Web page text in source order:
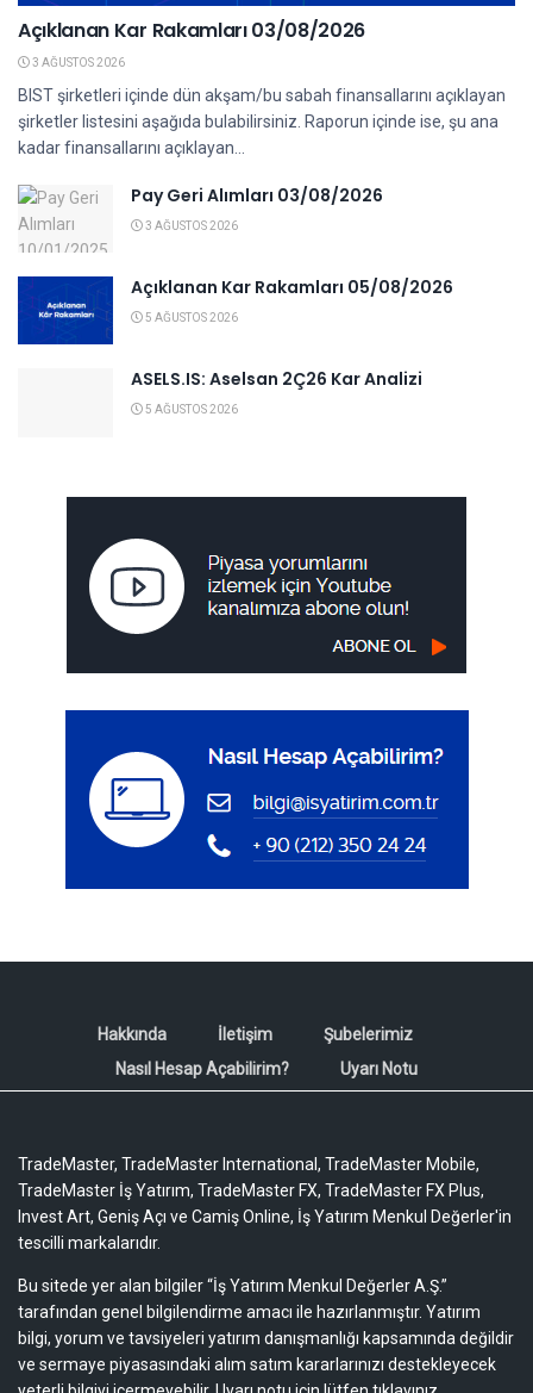
Açıklanan Kar Rakamları 03/08/2026
3 AĞUSTOS 2026
BIST şirketleri içinde dün akşam/bu sabah finansallarını açıklayan
şirketler listesini aşağıda bulabilirsiniz. Raporun içinde ise, şu ana
kadar finansallarını açıklayan...
Pay Geri Alımları 03/08/2026
3 AĞUSTOS 2026
Açıklanan Kar Rakamları 05/08/2026
5 AĞUSTOS 2026
ASELS.IS: Aselsan 2Ç26 Kar Analizi
5 AĞUSTOS 2026
Hakkında İletişim
Şubelerimiz
Nasıl Hesap Açabilirim?
Uyarı Notu
TradeMaster, TradeMaster International, TradeMaster Mobile,
TradeMaster İş Yatırım, TradeMaster FX, TradeMaster FX Plus,
Invest Art, Geniş Açı ve Camiş Online, İş Yatırım Menkul Değerler'in
tescilli markalarıdır.
Bu sitede yer alan bilgiler “İş Yatırım Menkul Değerler A.Ş.”
tarafından genel bilgilendirme amacı ile hazırlanmıştır. Yatırım
bilgi, yorum ve tavsiyeleri yatırım danışmanlığı kapsamında değildir
ve sermaye piyasasındaki alım satım kararlarınızı destekleyecek